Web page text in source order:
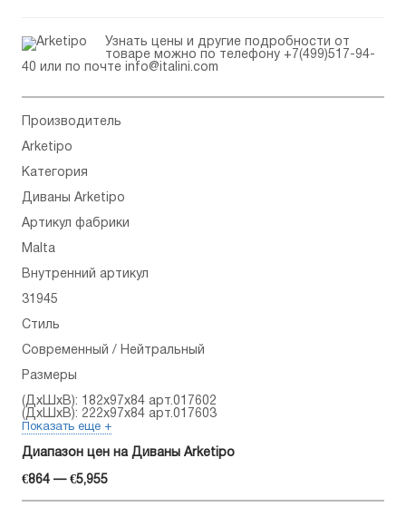
Узнать цены и другие подробности от
товаре можно по телефону +7(499)517-94-
40 или по почте info@italini.com
Производитель
Arketipo
Категория
Диваны Arketipo
Артикул фабрики
Malta
Внутренний артикул
31945
Стиль
Современный / Нейтральный
Размеры
(ДхШхВ): 182x97x84 арт.017602
(ДхШхВ): 222x97x84 арт.017603
Показать еще +
Диапазон цен на Диваны Arketipo
€864 — €5,955